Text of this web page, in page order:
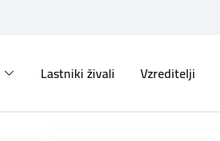
Lastniki živali Vzreditelji